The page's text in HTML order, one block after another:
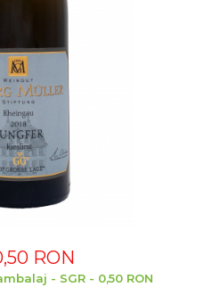
RON
- SGR - 0,50 RON